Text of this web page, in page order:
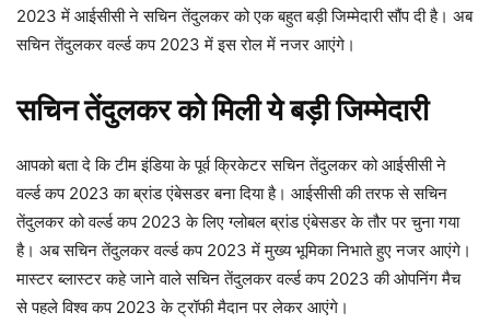
2023 में आईसीसी ने सचिन तेंदुलकर को एक बहुत बड़ी जिम्मेदारी सौंप दी है। अब
सचिन तेंदुलकर वर्ल्ड कप 2023 में इस रोल में नजर आएंगे।
सचिन तेंदुलकर को मिली ये बड़ी जिम्मेदारी
आपको बता दे कि टीम इंडिया के पूर्व क्रिकेटर सचिन तेंदुलकर को आईसीसी ने
वर्ल्ड कप 2023 का ब्रांड एंबेसडर बना दिया है। आईसीसी की तरफ से सचिन
तेंदुलकर को वर्ल्ड कप 2023 के लिए ग्लोबल ब्रांड एंबेसडर के तौर पर चुना गया
है। अब सचिन तेंदुलकर वर्ल्ड कप 2023 में मुख्य भूमिका निभाते हुए नजर आएंगे।
मास्टर ब्लास्टर कहे जाने वाले सचिन तेंदुलकर वर्ल्ड कप 2023 की ओपनिंग मैच
से पहले विश्व कप 2023 के ट्रॉफी मैदान पर लेकर आएंगे।